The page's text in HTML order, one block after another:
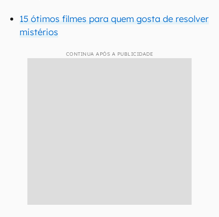
15 ótimos filmes para quem gosta de resolver
mistérios
CONTINUA APÓS A PUBLICIDADE